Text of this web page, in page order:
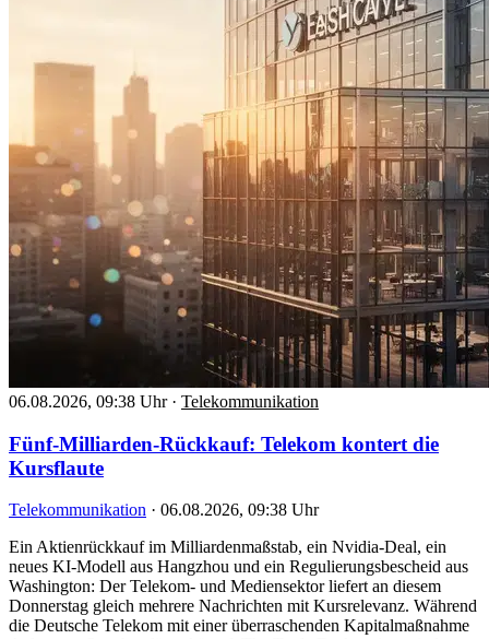
06.08.2026, 09:38 Uhr · Telekommunikation
Fünf-Milliarden-Rückkauf: Telekom kontert die
Kursflaute
Telekommunikation · 06.08.2026, 09:38 Uhr
Ein Aktienrückkauf im Milliardenmaßstab, ein Nvidia-Deal, ein
neues KI-Modell aus Hangzhou und ein Regulierungsbescheid aus
Washington: Der Telekom- und Mediensektor liefert an diesem
Donnerstag gleich mehrere Nachrichten mit Kursrelevanz. Während
die Deutsche Telekom mit einer überraschenden Kapitalmaßnahme